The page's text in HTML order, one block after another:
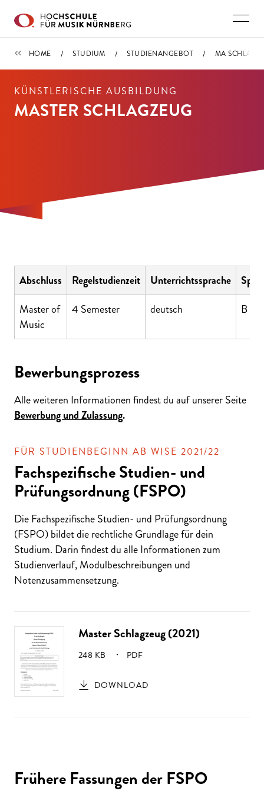
STUDIENANGEBOT
HOME STUDIUM STUDIENANGEBOT MA
KÜNSTLERISCHE AUSBILDUNG
MASTER SCHLAGZEUG
Abschluss Regelstudienzeit Unterrichtssprache
Master of
Music
4 Semester deutsch B 1
Bewerbungsprozess
Alle weiteren Informationen findest du auf unserer Seite
Bewerbung und Zulassung.
FÜR STUDIENBEGINN AB WISE 2021/22
Fachspezifische Studien- und
Prüfungsordnung (FSPO)
Die Fachspezifische Studien- und Prüfungsordnung
(FSPO) bildet die rechtliche Grundlage für dein
Studium. Darin findest du alle Informationen zum
Studienverlauf, Modulbeschreibungen und
Notenzusammensetzung.
Master Schlagzeug (2021)
GRÖSSE:
248 KB PDF
DOWNLOAD
Frühere Fassungen der FSPO